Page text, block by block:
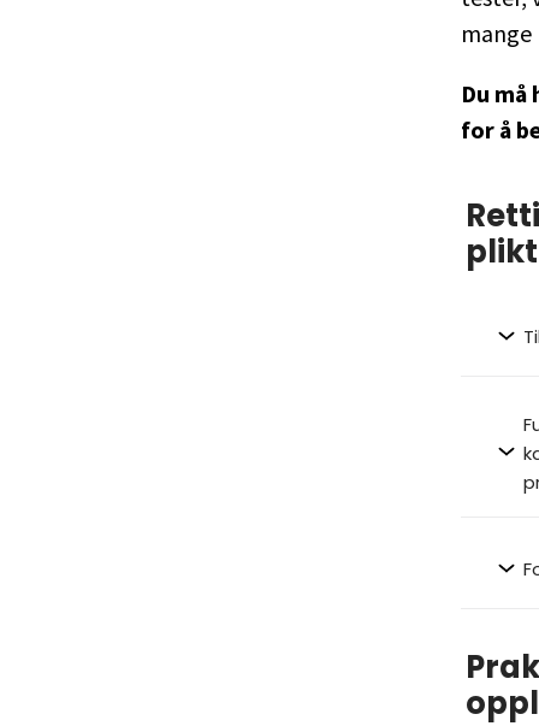
mange
Du
for å